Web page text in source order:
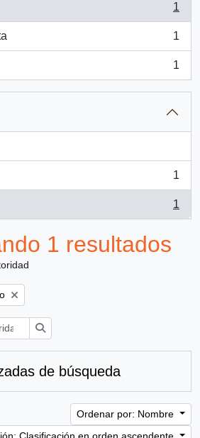
1
1
1
1
1
1 resultados
de búsqueda
Ordenar por: Nombre